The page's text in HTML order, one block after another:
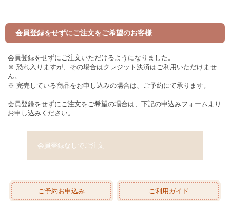
会員登録をせずにご注文をご希望のお客様
会員登録をせずにご注文いただけるようになりました。
※ 恐れ入りますが、その場合はクレジット決済はご利用いただけませ
ん。
※ 完売している商品をお申し込みの場合は、ご予約にて承ります。
会員登録をせずにご注文をご希望の場合は、下記の申込みフォームより
お申し込みください。
会員登録なしでご注文
ご予約お申込み ご利用ガイド